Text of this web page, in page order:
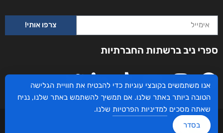
צרפו אותי!
ספרי ניב ברשתות החברתיות
עיצוב ובניית האתר: ספרי ניב © כל הזכויות שמורות. בוקסאי טכנולוגיות בע"מ שד אבא
אנו משתמשים בקובצי עוגיות כדי להבטיח את חוויית הגלישה
הטובה ביותר באתר שלנו. אם תמשיך להשתמש באתר שלנו, נניח
שאתה מסכים למדיניות הפרטיות שלנו.
בסדר